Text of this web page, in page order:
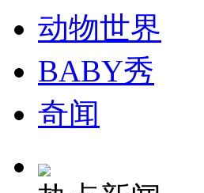
动物世界
BABY秀
奇闻